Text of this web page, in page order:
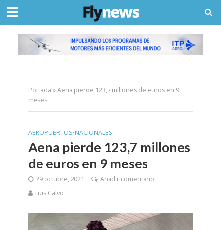
Portada »Aena pierde 123,7 millones de euros en 9
meses
AEROPUERTOS•NACIONALES
Aena pierde 123,7 millones
de euros en 9 meses
29 octubre, 2021
Añadir comentario
Luis Calvo